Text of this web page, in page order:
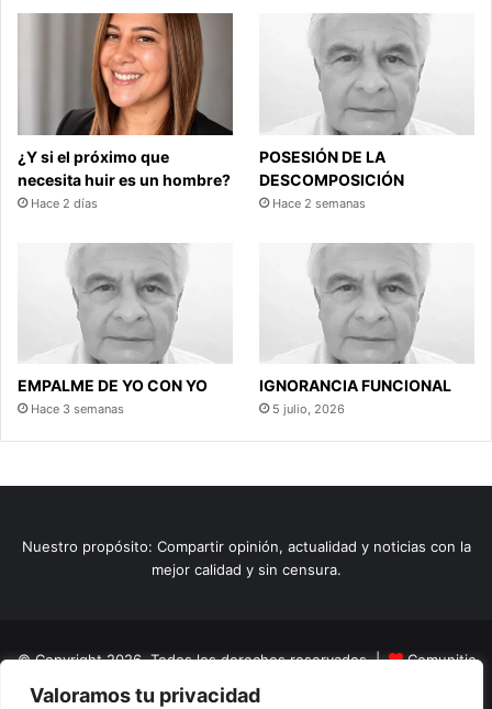
Valoramos tu privacidad
¿Y si el próximo que
necesita huir es un hombre?
Hace 2 días
POSESIÓN DE LA
DESCOMPOSICIÓN
Hace 2 semanas
EMPALME DE YO CON YO
Hace 3 semanas
IGNORANCIA FUNCIONAL
5 julio, 2026
Nuestro propósito: Compartir opinión, actualidad y noticias con la
mejor calidad y sin censura.
© Copyright 2026, Todos los derechos reservados |
Comunitic
SAS BICNit 901228106